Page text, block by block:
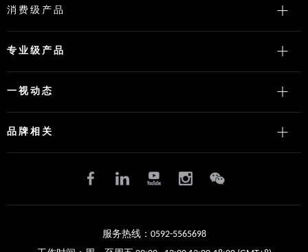
消费级产品
专业级产品
一视动态
品牌相关
服务热线：0592-5565698